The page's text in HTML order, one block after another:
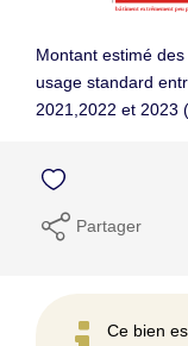
Montant estimé
usage standard
2021,2022 et 2023
Partager
Ce bien